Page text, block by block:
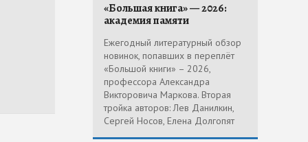
«Большая книга» — 2026:
академия памяти
Ежегодный литературный обзор
новинок, попавших в переплёт
«Большой книги» – 2026,
профессора Александра
Викторовича Маркова. Вторая
тройка авторов: Лев Данилкин,
Сергей Носов, Елена Долгопят